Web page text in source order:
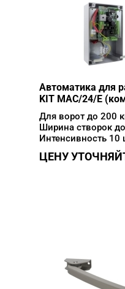
Автоматика для
KIT MAC/24/E
Для ворот до 200
Ширина створок
Интенсивность 10
ЦЕНУ